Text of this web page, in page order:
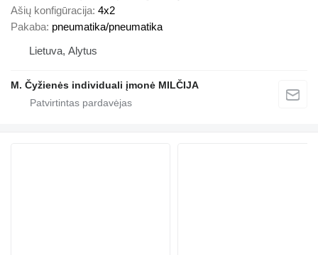
Ašių konfigūracija 4x2
Pakaba pneumatika/pneumatika
Lietuva, Alytus
M. Čyžienės individuali įmonė MILČIJA